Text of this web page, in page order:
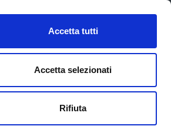
Accetta tutti
Accetta selezionati
Rifiuta
CONTATTI URP SERVIZI ONLINE
su FacebookTwitterInstagram
LinkedIn